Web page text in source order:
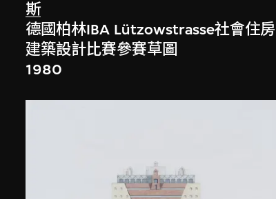
斯
德國柏林IBA Lützowstrasse社會住房
建築設計比賽參賽草圖
1980